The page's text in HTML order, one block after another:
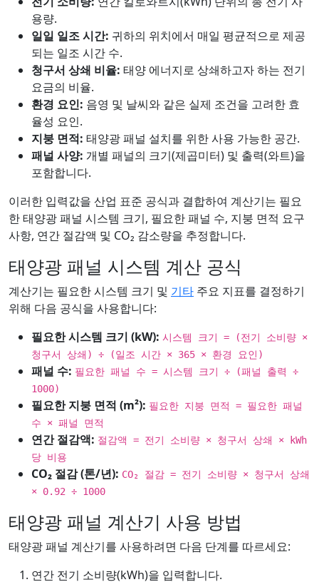
용량.
일일 일조 시간: 귀하의 위치에서 매일 평균적으로 제공
되는 일조 시간 수.
청구서 상쇄 비율: 태양 에너지로 상쇄하고자 하는 전기
요금의 비율.
환경 요인: 음영 및 날씨와 같은 실제 조건을 고려한 효
율성 요인.
지붕 면적: 태양광 패널 설치를 위한 사용 가능한 공간.
패널 사양: 개별 패널의 크기(제곱미터) 및 출력(와트)을
포함합니다.
이러한 입력값을 산업 표준 공식과 결합하여 계산기는 필요
한 태양광 패널 시스템 크기, 필요한 패널 수, 지붕 면적 요구
사항, 연간 절감액 및 CO₂ 감소량을 추정합니다.
태양광 패널 시스템 계산 공식
계산기는 필요한 시스템 크기 및 기타 주요 지표를 결정하기
위해 다음 공식을 사용합니다:
필요한 시스템 크기 (kW): 시스템 크기 = (전기 소비량 ×
청구서 상쇄) ÷ (일조 시간 × 365 × 환경 요인)
패널 수: 필요한 패널 수 = 시스템 크기 ÷ (패널 출력 ÷
1000)
필요한 지붕 면적 (m²): 필요한 지붕 면적 = 필요한 패널
수 × 패널 면적
연간 절감액: 절감액 = 전기 소비량 × 청구서 상쇄 × kWh
당 비용
CO₂ 절감 (톤/년): CO₂ 절감 = 전기 소비량 × 청구서 상쇄
× 0.92 ÷ 1000
태양광 패널 계산기 사용 방법
태양광 패널 계산기를 사용하려면 다음 단계를 따르세요:
연간 전기 소비량(kWh)을 입력합니다.